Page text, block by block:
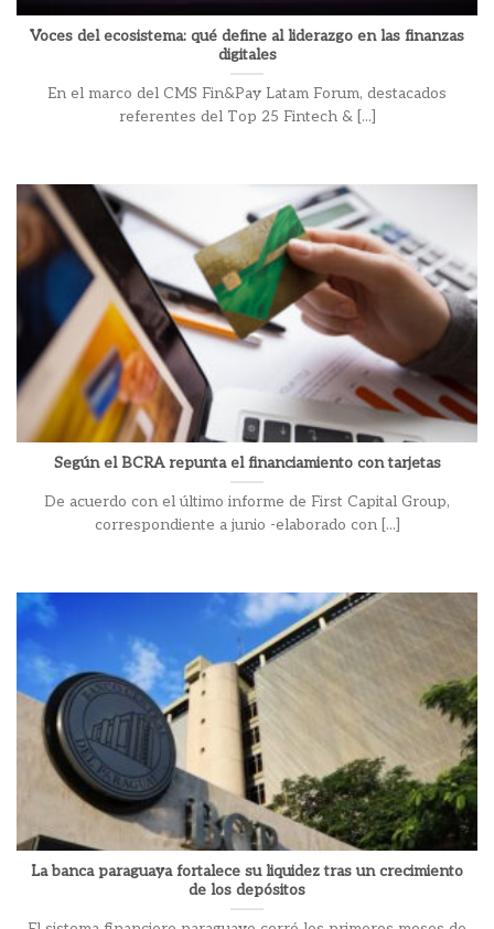
Voces del ecosistema: qué define al liderazgo en las finanzas
digitales
En el marco del CMS Fin&Pay Latam Forum, destacados
referentes del Top 25 Fintech & [...]
Según el BCRA repunta el financiamiento con tarjetas
De acuerdo con el último informe de First Capital Group,
correspondiente a junio -elaborado con [...]
La banca paraguaya fortalece su liquidez tras un crecimiento
de los depósitos